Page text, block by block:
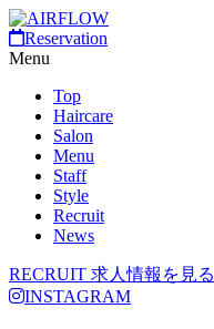
Reservation
Menu
Top
Haircare
Salon
Menu
Staff
Style
Recruit
News
RECRUIT 求人情報を見る
INSTAGRAM